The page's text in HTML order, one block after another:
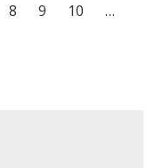
8 9 10
…